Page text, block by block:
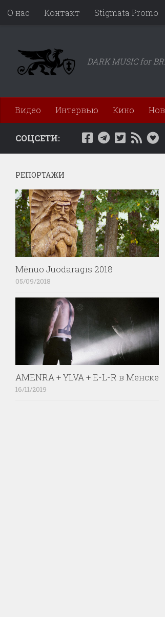
Перейти к содержимому
О нас Контакт Stigmata Promo
DARK MUSIC for
Видео Интервью Кино
СОЦСЕТИ:
РЕПОРТАЖИ
Mėnuo Juodaragis 2018
05/09/2018
AMENRA + YLVA + E-L-R в Менске
16/11/2019